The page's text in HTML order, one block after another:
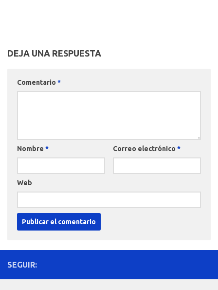
DEJA UNA RESPUESTA
Comentario *
Nombre * Correo electrónico *
Web
SEGUIR: